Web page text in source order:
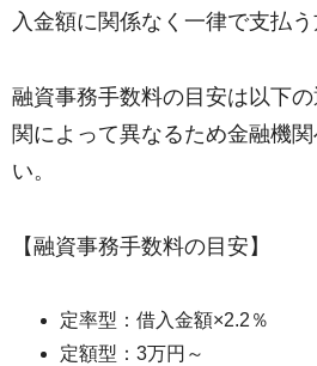
入金額に関係なく一律で支払う
融資事務手数料の目安は以下
関によって異なるため金融機
い。
【融資事務手数料の目安】
定率型：借入金額×2.2％
定額型：3万円～